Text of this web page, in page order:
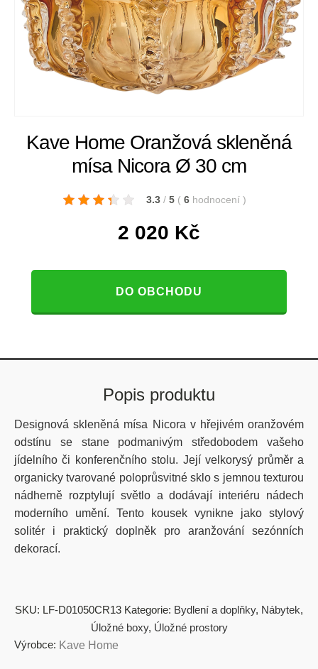
Kave Home Oranžová skleněná
mísa Nicora Ø 30 cm
3.3 / 5 ( 6 hodnocení )
2 020 Kč
DO OBCHODU
Popis produktu
Designová skleněná mísa Nicora v hřejivém oranžovém
odstínu se stane podmanivým středobodem vašeho
jídelního či konferenčního stolu. Její velkorysý průměr a
organicky tvarované poloprůsvitné sklo s jemnou texturou
nádherně rozptylují světlo a dodávají interiéru nádech
moderního umění. Tento kousek vynikne jako stylový
solitér i praktický doplněk pro aranžování sezónních
dekorací.
SKU: LF-D01050CR13 Kategorie: Bydlení a doplňky, Nábytek,
Úložné boxy, Úložné prostory
Výrobce: Kave Home